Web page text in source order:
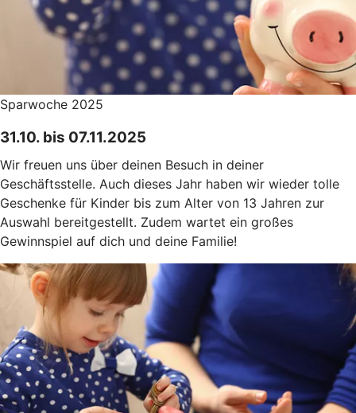
Sparwoche 2025
31.10. bis 07.11.2025
Wir freuen uns über deinen Besuch in deiner
Geschäftsstelle. Auch dieses Jahr haben wir wieder tolle
Geschenke für Kinder bis zum Alter von 13 Jahren zur
Auswahl bereitgestellt. Zudem wartet ein großes
Gewinnspiel auf dich und deine Familie!